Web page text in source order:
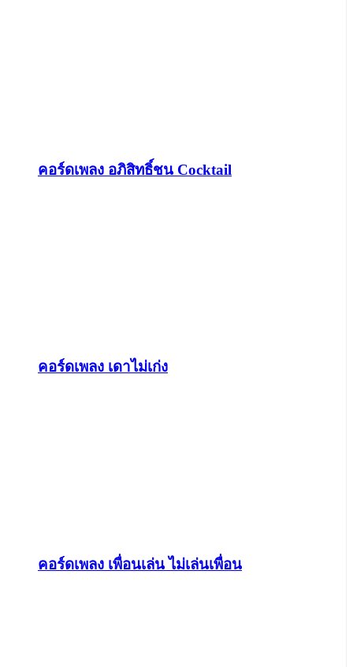
คอร์ดเพลง อภิสิทธิ์ชน Cocktail
คอร์ดเพลง เดาไม่เก่ง
คอร์ดเพลง เพื่อนเล่น ไม่เล่นเพื่อน